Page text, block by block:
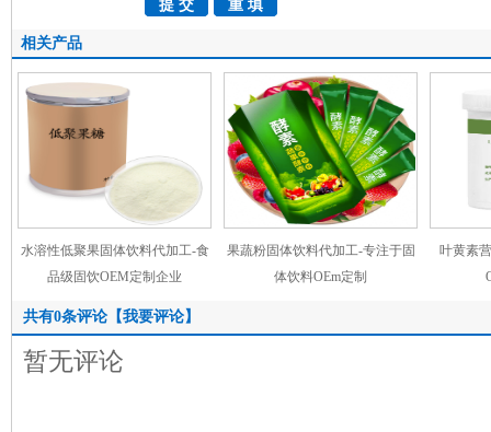
相关产品
水溶性低聚果固体饮料代加工-食
品级固饮OEM定制企业
果蔬粉固体饮料代加工-专注于固
体饮料OEm定制
叶黄素
共有0条评论 【我要评论】
暂无评论